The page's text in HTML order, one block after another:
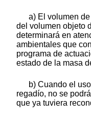
a) El volumen
del volumen objeto
determinará en
ambientales que
programa de
estado de la masa
b) Cuando el
regadío, no se
que ya tuviera